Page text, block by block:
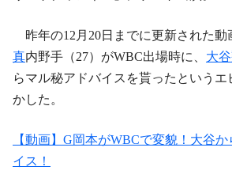
昨年の12月20日までに更新された動
真内野手（27）がWBC出場時に、 大
らマル秘アドバイスを貰ったというエ
かした。
【動画】G岡本がWBCで変貌！大谷
イス！